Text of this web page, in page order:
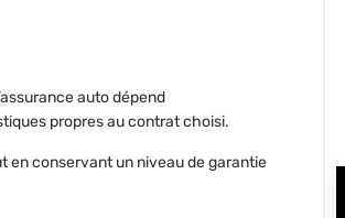
autodépend
propres au contrat choisi.
en conservant un niveau de garantie